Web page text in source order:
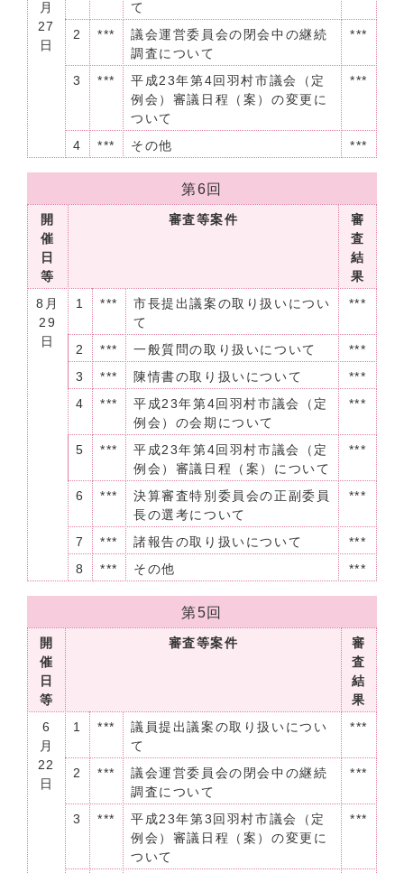
月
27
日
て
2 ***
議会運営委員会の閉会中の継続
調査について
***
3 ***
平成23年第4回羽村市議会（定
例会）審議日程（案）の変更に
ついて
***
4 *** その他 ***
第6回
開
催
日
等
審査等案件
審
査
結
果
8月
29
日
1 ***
市長提出議案の取り扱いについ
て
***
2 *** 一般質問の取り扱いについて
***
3
*** 陳情書の取り扱いについて
***
4
***
平成23年第4回羽村市議会（定
例会）の会期について
***
5 ***
平成23年第4回羽村市議会（定
例会）審議日程（案）について
***
6 ***
決算審査特別委員会の正副委員
長の選考について
***
7 *** 諸報告の取り扱いについて
***
8
*** その他 ***
第5回
開
催
日
等
審査等案件
審
査
結
果
6
月
22
日
1 ***
議員提出議案の取り扱いについ
て
***
2 ***
議会運営委員会の閉会中の継続
調査について
***
3 ***
平成23年第3回羽村市議会（定
例会）審議日程（案）の変更に
ついて
***